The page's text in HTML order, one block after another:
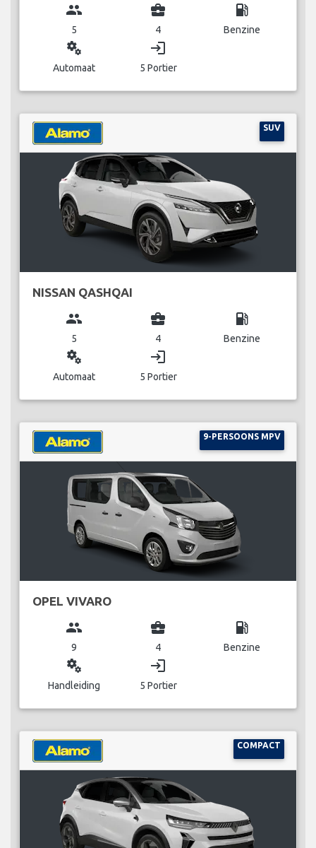
group
5
business_center
4
local_gas_station
Benzine
miscellaneous_services
Automaat
login
5 Portier
SUV
NISSAN QASHQAI
group
5
business_center
4
local_gas_station
Benzine
miscellaneous_services
Automaat
login
5 Portier
9-PERSOONS MPV
OPEL VIVARO
group
9
business_center
4
local_gas_station
Benzine
miscellaneous_services
Handleiding
login
5 Portier
COMPACT